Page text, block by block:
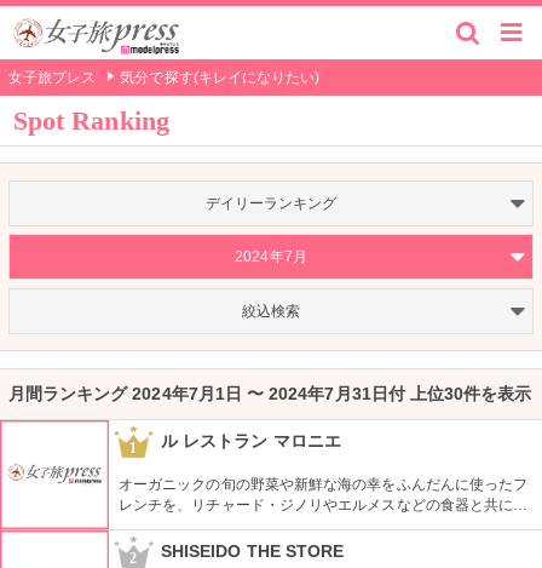
女子旅プレス 気分で探す(キレイになりたい)
Spot Ranking
デイリーランキング
2024年7月
絞込検索
月間ランキング 2024年7月1日 〜 2024年7月31日付 上位30件を表示
1 ル レストラン マロニエ
オーガニックの旬の野菜や新鮮な海の幸をふんだんに使ったフ
レンチを、リチャード・ジノリやエルメスなどの食器と共にい
ただく贅沢な時間。丸尾シェフがこだわる「身体と心に喜ばれ
る料理」が味わえる素敵なお店です。
2 SHISEIDO THE STORE